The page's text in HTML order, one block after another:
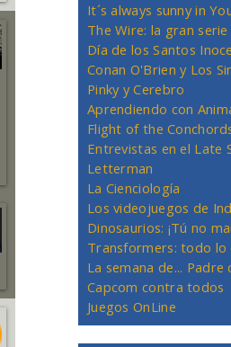
It´s always sunny in
The Wire: la gran
Día de los Santos
Conan O'Brien y Los
Pinky y Cerebro
Aprendiendo con
Flight of the
Entrevistas en el Late
Letterman
La Cienciología
Los videojuegos de
Dinosaurios: ¡Tú no
Transformers: todo lo
La semana de... Padre
Capcom contra todos
Juegos OnLine